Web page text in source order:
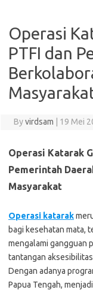
Operasi
PTFI dan
Byvirdsam 19 Mei
Operasi Katarak
Pemerintah
Masyarakat
Operasi katarak
bagi kesehatan mata,
mengalami gangguan
tantangan
Dengan adanya
Papua Tengah,